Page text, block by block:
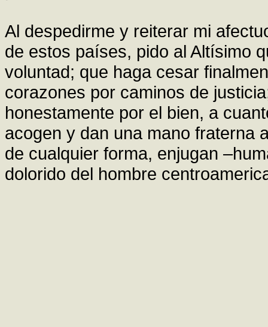
Al despedirme y reiterar mi
de estos países, pido al Altísimo
voluntad; que haga cesar
corazones por caminos de
honestamente por el bien, a
acogen y dan una mano fraterna
de cualquier forma, enjugan
dolorido del hombre